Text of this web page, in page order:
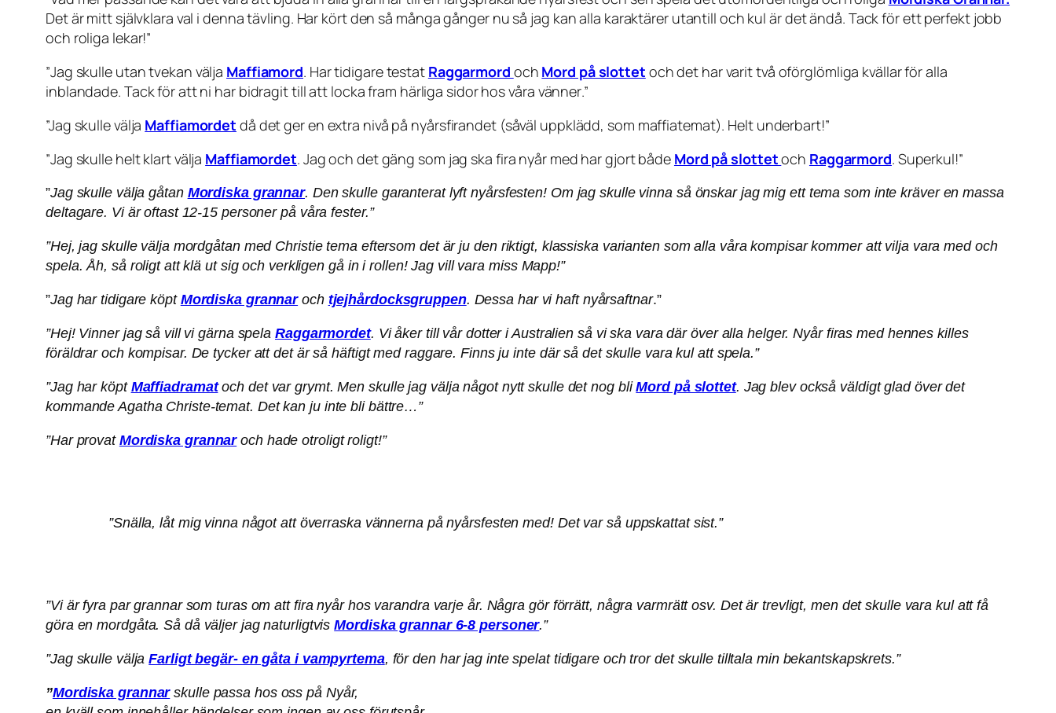
Det är mitt självklara val i denna tävling. Har kört den så många gånger nu så jag kan alla karaktärer utantill och kul är det ändå. Tack för ett perfekt jobb
och roliga lekar!”
”Jag skulle utan tvekan välja Maffiamord. Har tidigare testat Raggarmord och Mord på slottet och det har varit två oförglömliga kvällar för alla
inblandade. Tack för att ni har bidragit till att locka fram härliga sidor hos våra vänner.”
”Jag skulle välja Maffiamordet då det ger en extra nivå på nyårsfirandet (såväl uppklädd, som maffiatemat). Helt underbart!”
”Jag skulle helt klart välja Maffiamordet. Jag och det gäng som jag ska fira nyår med har gjort både Mord på slottetoch Raggarmord. Superkul!”
”Jag skulle välja gåtan Mordiska grannar. Den skulle garanterat lyft nyårsfesten! Om jag skulle vinna så önskar jag mig ett tema som inte kräver en massa
deltagare. Vi är oftast 12-15 personer på våra fester.”
”Hej, jag skulle välja mordgåtan med Christie tema eftersom det är ju den riktigt, klassiska varianten som alla våra kompisar kommer att vilja vara med och
spela. Åh, så roligt att klä ut sig och verkligen gå in i rollen! Jag vill vara miss Mapp!”
”Jag har tidigare köpt Mordiska grannaroch tjejhårdocksgruppen. Dessa har vi haft nyårsaftnar.”
”Hej! Vinner jag så vill vi gärna spela Raggarmordet. Vi åker till vår dotter i Australien så vi ska vara där över alla helger. Nyår firas med hennes killes
föräldrar och kompisar. De tycker att det är så häftigt med raggare. Finns ju inte där så det skulle vara kul att spela.”
”Jag har köpt Maffiadramatoch det var grymt. Men skulle jag välja något nytt skulle det nog bliMord på slottet. Jag blev också väldigt glad över det
kommande Agatha Christe-temat. Det kan ju inte bli bättre…”
”Har provat Mordiska grannaroch hade otroligt roligt!”
”Snälla, låt mig vinna något att överraska vännerna på nyårsfesten med! Det var så uppskattat sist.”
”Vi är fyra par grannar som turas om att fira nyår hos varandra varje år. Några gör förrätt, några varmrätt osv. Det är trevligt, men det skulle vara kul att få
göra en mordgåta. Så då väljer jag naturligtvisMordiska grannar 6-8 personer.”
”Jag skulle väljaFarligt begär- en gåta i vampyrtema, för den har jag inte spelat tidigare och tror det skulle tilltala min bekantskapskrets.”
”Mordiska grannarskulle passa hos oss på Nyår,